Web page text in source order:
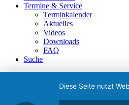
Termine & Service
Terminkalender
Aktuelles
Videos
Downloads
FAQ
Suche
Diese Seite nutzt